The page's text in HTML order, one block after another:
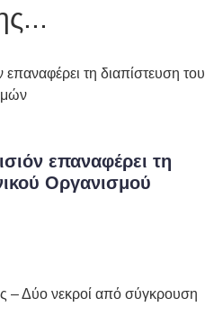
επαναφέρει τη
Οργανισμού